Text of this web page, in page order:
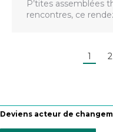
P’tites assemblées
rencontres, ce
1 2
Deviens acteur de